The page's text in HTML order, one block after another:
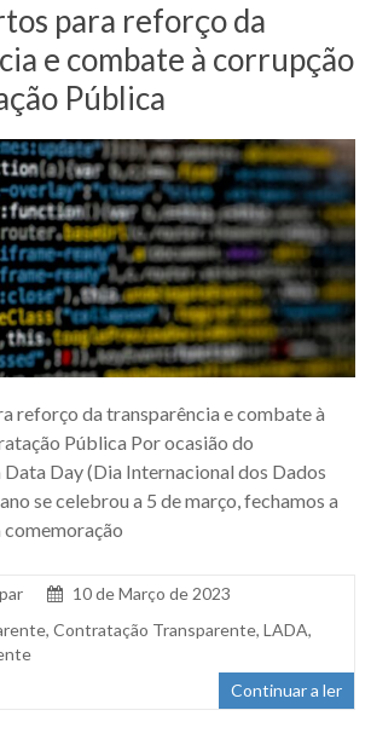
para reforço da
e combate à corrupção
Pública
reforço da transparência e combate à
Pública Por ocasião do
Day (Dia Internacional dos Dados
se celebrou a 5 de março, fechamos a
comemoração
10 de Março de 2023
,Contratação Transparente,LADA,
Continuar a ler